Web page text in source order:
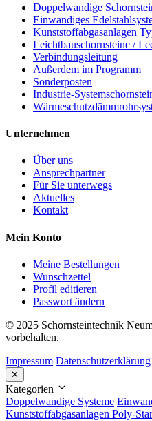
Doppelwandige
Einwandiges
Kunststoffabgasanlagen
Leichtbauschornsteine /
Verbindungsleitung
Außerdem im Programm
Sonderposten
Industrie-
Unternehmen
Über uns
Ansprechpartner
Für Sie unterwegs
Aktuelles
Kontakt
Mein Konto
Meine Bestellungen
Wunschzettel
Profil editieren
Passwort ändern
© 2025 Schornsteintechnik
vorbehalten.
Impressum Datenschutzerklärung
✕
Kategorien
Doppelwandige Systeme
Kunststoffabgasanlagen Poly-Star